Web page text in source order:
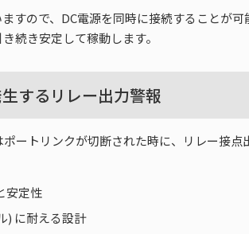
すので、DC電源を同時に接続することが
続き安定して稼動します。
するリレー出力警報
ートリンクが切断された時に、リレー接
安定性
に耐える設計